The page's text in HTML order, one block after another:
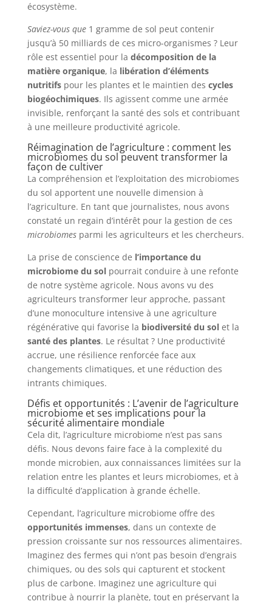
écosystème.
Saviez-vous que1 gramme de sol peut contenir
jusqu’à 50 milliards de ces micro-organismes ? Leur
rôle est essentiel pour la décomposition de la
matière organique, la libération d’éléments
nutritifspour les plantes et le maintien des cycles
biogéochimiques. Ils agissent comme une armée
invisible, renforçant la santé des sols et contribuant
à une meilleure productivité agricole.
Réimagination de l’agriculture : comment les
microbiomes du sol peuvent transformer la
façon de cultiver
La compréhension et l’exploitation des microbiomes
du sol apportent une nouvelle dimension à
l’agriculture. En tant que journalistes, nous avons
constaté un regain d’intérêt pour la gestion de ces
microbiomesparmi les agriculteurs et les chercheurs.
La prise de conscience de l’importance du
microbiome du solpourrait conduire à une refonte
de notre système agricole. Nous avons vu des
agriculteurs transformer leur approche, passant
d’une monoculture intensive à une agriculture
régénérative qui favorise la biodiversité du solet la
santé des plantes. Le résultat ? Une productivité
accrue, une résilience renforcée face aux
changements climatiques, et une réduction des
intrants chimiques.
Défis et opportunités : L’avenir de l’agriculture
microbiome et ses implications pour la
sécurité alimentaire mondiale
Cela dit, l’agriculture microbiome n’est pas sans
défis. Nous devons faire face à la complexité du
monde microbien, aux connaissances limitées sur la
relation entre les plantes et leurs microbiomes, et à
la difficulté d’application à grande échelle.
Cependant, l’agriculture microbiome offre des
opportunités immenses, dans un contexte de
pression croissante sur nos ressources alimentaires.
Imaginez des fermes qui n’ont pas besoin d’engrais
chimiques, ou des sols qui capturent et stockent
plus de carbone. Imaginez une agriculture qui
contribue à nourrir la planète, tout en préservant la